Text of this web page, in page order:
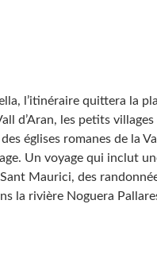
l’itinéraire quittera la
d’Aran, les petits
églises romanes de la
Un voyage qui inclut
Maurici, des
la rivière Noguera